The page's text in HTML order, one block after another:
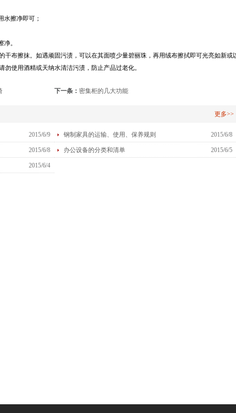
擦净即可；
。
布擦抹。如遇顽固污渍，可以在其面喷少量碧丽珠，再用绒布擦拭即可光亮如新或
使用酒精或天纳水清洁污渍，防止产品过老化。
下一条： 密集柜的几大功能
更多>>
2015/6/9 2015/6/8
钢制家具的运输、使用、保养规则
2015/6/8 2015/6/5
办公设备的分类和清单
2015/6/4